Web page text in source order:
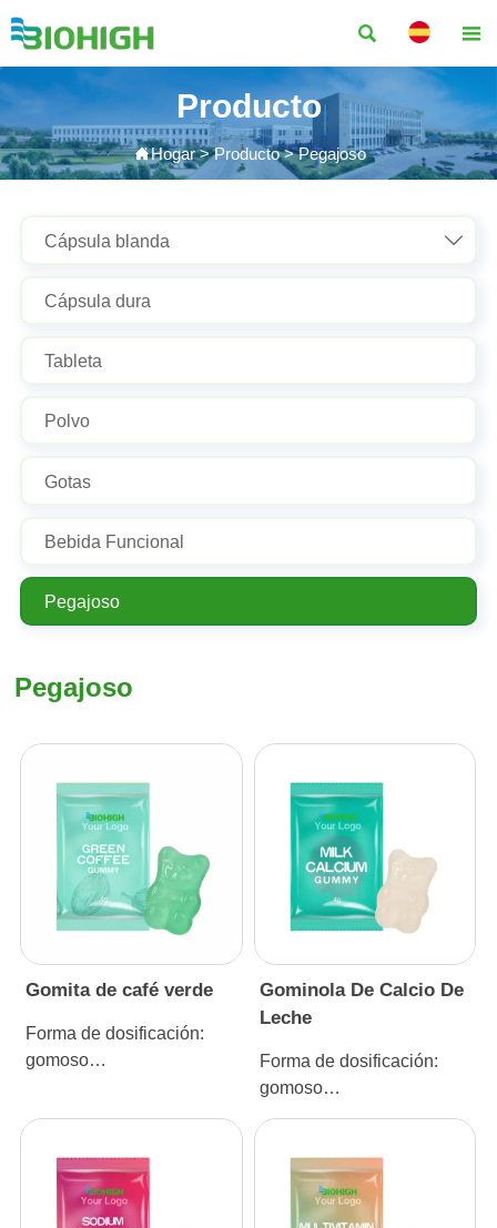
 
Producto
Hogar>Producto>Pegajoso
Cápsula blanda 
Cápsula dura
Tableta
Polvo
Gotas
Bebida Funcional
Pegajoso
Pegajoso
Gomita de café verde
Forma de dosificación:
gomoso
Gominola De Calcio De
Leche
Forma de dosificación:
gomoso
Especificación: 4 g